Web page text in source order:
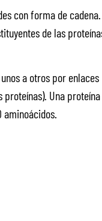
con forma de cadena.
de las
a otros por enlaces
Una proteína